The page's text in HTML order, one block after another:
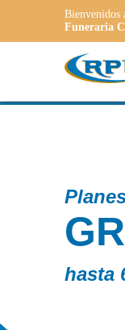
Bienvenidos
Funeraria